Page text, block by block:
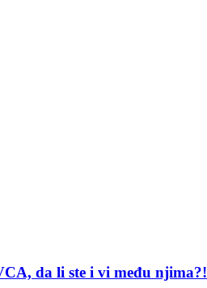
da li ste i vi među njima?!